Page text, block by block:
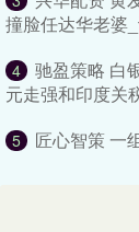
撞脸任达华老婆
4
驰盈策略 白
元走强和印度关
5 匠心智策 一